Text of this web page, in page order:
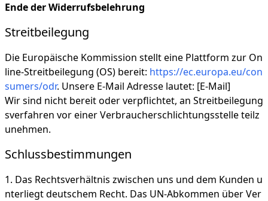
Ende der Widerrufsbelehrung
Streitbeilegung
Die Europäische Kommission stellt eine Plattform zur On
line-Streitbeilegung (OS) bereit: https://ec.europa.eu/con
sumers/odr. Unsere E-Mail Adresse lautet: [E-Mail]
Wir sind nicht bereit oder verpflichtet, an Streitbeilegung
sverfahren vor einer Verbraucherschlichtungsstelle teilz
unehmen.
Schlussbestimmungen
Das Rechtsverhältnis zwischen uns und dem Kunden u
nterliegt deutschem Recht. Das UN-Abkommen über Ver